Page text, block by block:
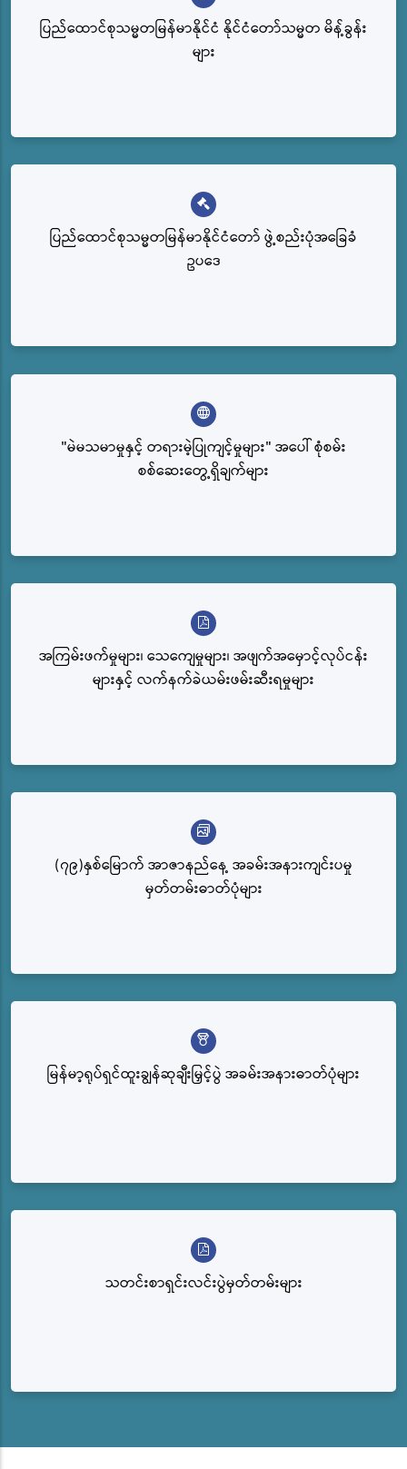
ပြည်ထောင်စုသမ္မတမြန်မာနိုင်ငံ နိုင်ငံတော်သမ္မတ မိန့်ခွန်း
များ
ပြည်‌ထောင်စုသမ္မတမြန်မာနိုင်ငံတော် ဖွဲ့စည်းပုံအခြေခံ
ဥပဒေ
"မဲမသမာမှုနှင့် တရားမဲ့ပြုကျင့်မှုများ" အပေါ် စုံစမ်း
စစ်ဆေးတွေ့ရှိချက်များ
အကြမ်းဖက်မှုများ၊ သေကျေမှုများ၊ အဖျက်အမှောင့်လုပ်ငန်း
များနှင့် လက်နက်ခဲယမ်းဖမ်းဆီးရမှုများ
(၇၉)နှစ်မြောက် အာဇာနည်နေ့ အခမ်းအနားကျင်းပမှု
မှတ်တမ်းဓာတ်ပုံများ
မြန်မာ့ရုပ်ရှင်ထူးချွန်ဆုချီးမြှင့်ပွဲ အခမ်းအနားဓာတ်ပုံများ
သတင်းစာရှင်းလင်းပွဲမှတ်တမ်းများ